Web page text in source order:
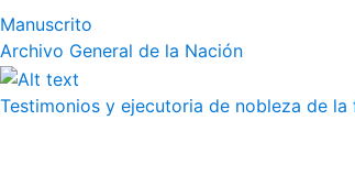
Manuscrito
Archivo General de la Nación
Testimonios y ejecutoria de nobleza de